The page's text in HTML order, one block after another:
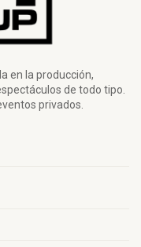
en la producción,
de todo tipo.
privados.